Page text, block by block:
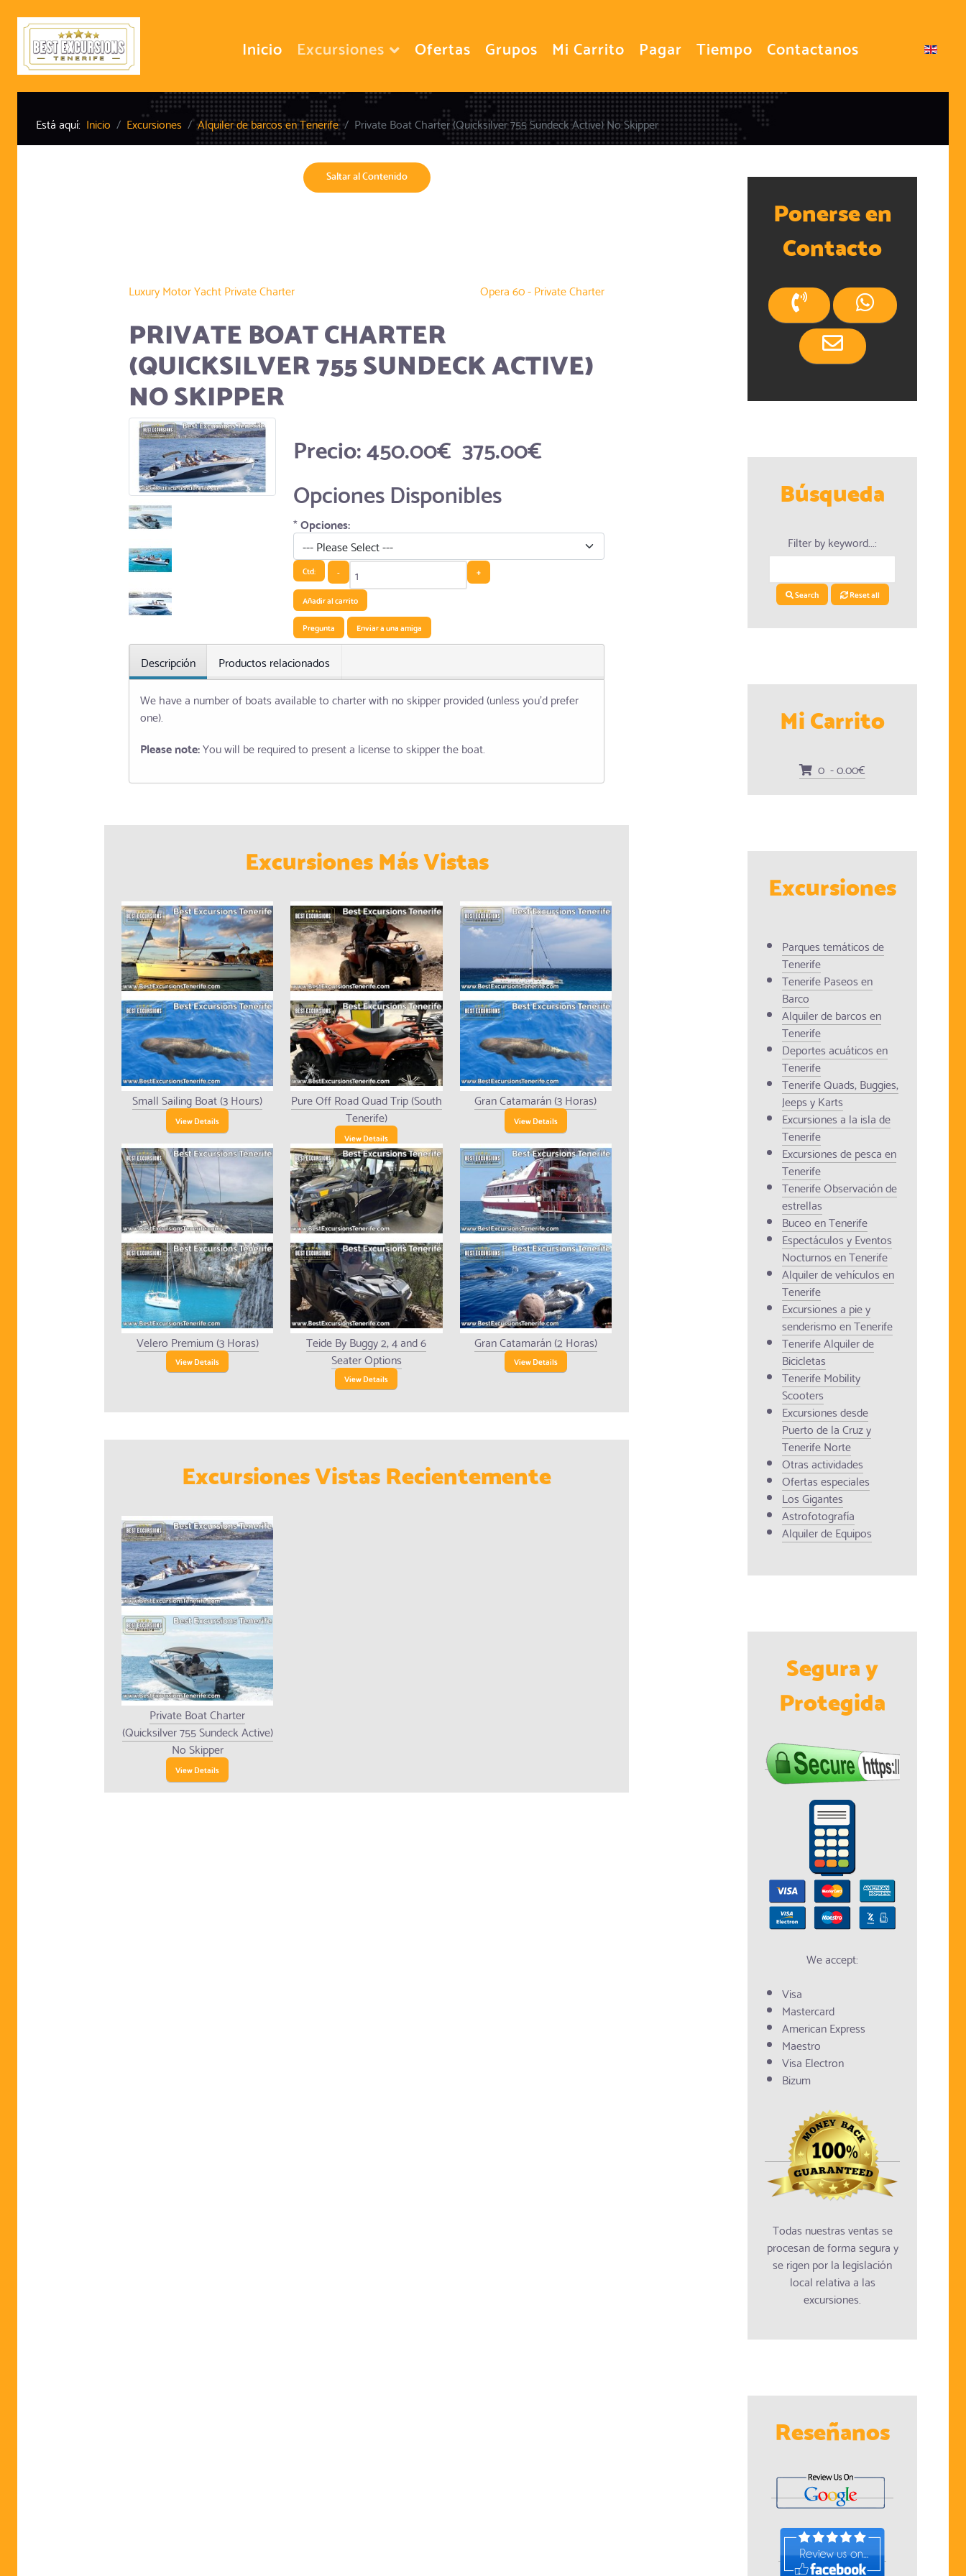
Inicio Excursiones Ofertas Grupos Mi Carrito Pagar Tiempo Contactanos Seleccione su idioma
Está aquí: Inicio Excursiones Alquiler de barcos en Tenerife Private Boat Charter (Quicksilver 755 Sundeck Active) No Skipper
Saltar al Contenido
Luxury Motor Yacht Private Charter Opera 60 - Private Charter
PRIVATE BOAT CHARTER
(QUICKSILVER 755 SUNDECK ACTIVE)
NO SKIPPER
Precio:450.00€ 375.00€
Opciones Disponibles
*Opciones:
Ctd: -
+
Añadir al carrito
Pregunta
Enviar a una amiga
Descripción
Productos relacionados
We have a number of boats available to charter with no skipper provided (unless you'd prefer
one).
Please note:You will be required to present a license to skipper the boat.
Excursiones Más Vistas
Small Sailing Boat (3 Hours)
View Details
Pure Off Road Quad Trip (South
Tenerife)
View Details
Gran Catamarán (3 Horas)
View Details
Velero Premium (3 Horas)
View Details
Teide By Buggy 2, 4 and 6
Seater Options
View Details
Gran Catamarán (2 Horas)
View Details
Excursiones Vistas Recientemente
Private Boat Charter
(Quicksilver 755 Sundeck Active)
No Skipper
View Details
Ponerse en
Contacto
Búsqueda
Filter by keyword...:
Search Reset all
Mi Carrito
0 - 0.00€
Excursiones
Parques temáticos de
Tenerife
Tenerife Paseos en
Barco
Alquiler de barcos en
Tenerife
Deportes acuáticos en
Tenerife
Tenerife Quads, Buggies,
Jeeps y Karts
Excursiones a la isla de
Tenerife
Excursiones de pesca en
Tenerife
Tenerife Observación de
estrellas
Buceo en Tenerife
Espectáculos y Eventos
Nocturnos en Tenerife
Alquiler de vehículos en
Tenerife
Excursiones a pie y
senderismo en Tenerife
Tenerife Alquiler de
Bicicletas
Tenerife Mobility
Scooters
Excursiones desde
Puerto de la Cruz y
Tenerife Norte
Otras actividades
Ofertas especiales
Los Gigantes
Astrofotografía
Alquiler de Equipos
Segura y
Protegida
We accept:
Visa
Mastercard
American Express
Maestro
Visa Electron
Bizum
Todas nuestras ventas se
procesan de forma segura y
se rigen por la legislación
local relativa a las
excursiones.
Reseñanos